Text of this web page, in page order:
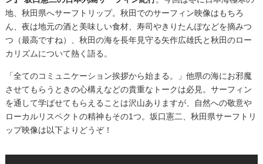
地、秋田県へサーフトリップ。秋田でのサーフィン映像はもちろ
ん、夜は地元の酒と美味しい食材、寿司やきりたんぽなどを摘みつ
つ（最高ですね）、秋田の海を長年見守る矢作広雄氏と秋田のロー
カリズムについて熱く語る。
「全てのコミュニケーション挨拶から始まる。」他県の海にお邪魔
させてもらうときの心構えなどの貴重なトークは必見。サーフィン
を通して学ばせてもらえることは沢山ありますが、自然への敬意や
ローカルリスペクトの精神もその1つ。坂口憲二、秋田県サーフトリ
ップ映像は以下よりどうぞ！